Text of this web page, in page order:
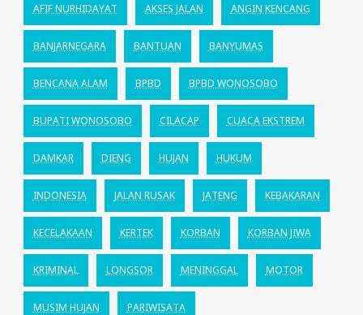
AFIF NURHIDAYAT AKSES JALAN ANGIN KENCANG
BANJARNEGARA BANTUAN BANYUMAS
BENCANA ALAM BPBD BPBD WONOSOBO
BUPATI WONOSOBO CILACAP CUACA EKSTREM
DAMKAR DIENG HUJAN HUKUM
INDONESIA JALAN RUSAK JATENG KEBAKARAN
KECELAKAAN KERTEK KORBAN KORBAN JIWA
KRIMINAL LONGSOR MENINGGAL MOTOR
MUSIM HUJAN PARIWISATA